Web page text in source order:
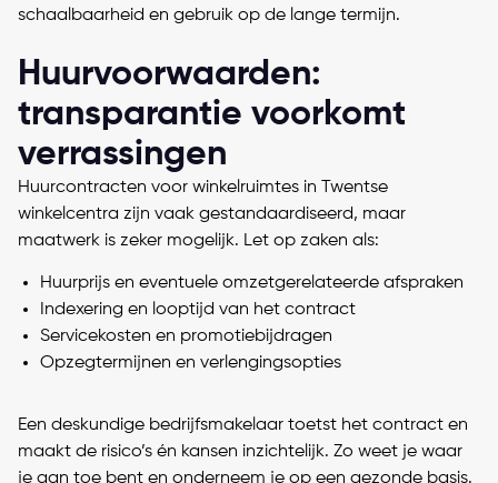
schaalbaarheid en gebruik op de lange termijn.
Huurvoorwaarden:
transparantie voorkomt
verrassingen
Huurcontracten voor winkelruimtes in Twentse
winkelcentra zijn vaak gestandaardiseerd, maar
maatwerk is zeker mogelijk. Let op zaken als:
Huurprijs en eventuele omzetgerelateerde afspraken
Indexering en looptijd van het contract
Servicekosten en promotiebijdragen
Opzegtermijnen en verlengingsopties
Een deskundige bedrijfsmakelaar toetst het contract en
maakt de risico’s én kansen inzichtelijk. Zo weet je waar
je aan toe bent en onderneem je op een gezonde basis.